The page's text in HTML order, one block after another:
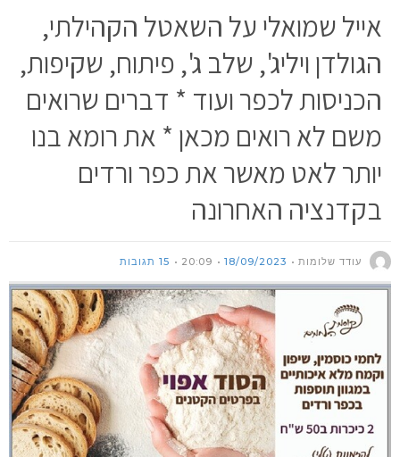
אייל שמואלי על השאטל הקהילתי,
הגולדן ויליג', שלב ג', פיתוח, שקיפות,
הכניסות לכפר ועוד * דברים שרואים
משם לא רואים מכאן * את רומא בנו
יותר לאט מאשר את כפר ורדים
בקדנציה האחרונה
עודד שלומות 18/09/2023
20:09 15 תגובות